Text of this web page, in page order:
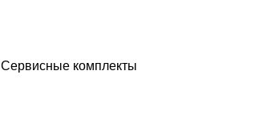
Сервисные комплекты